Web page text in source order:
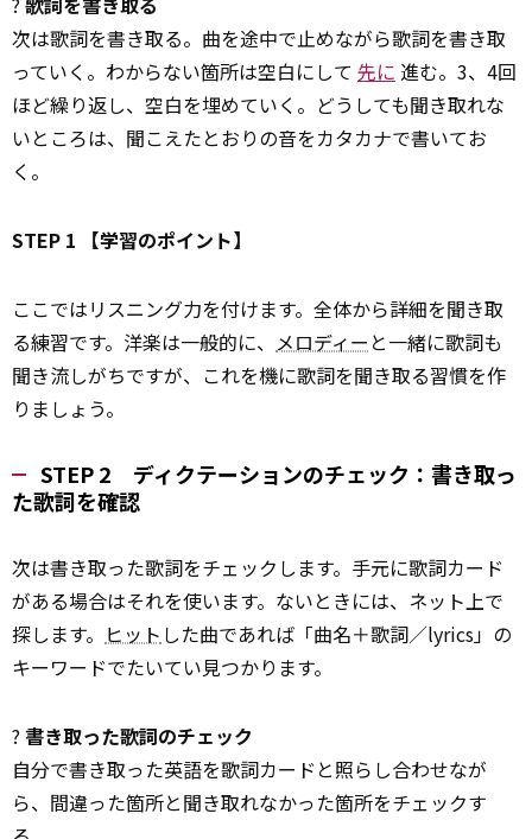
次は歌詞を書き取る。曲を途中で止めながら歌詞を書き取
っていく。わからない箇所は空白にして 先に 進む。3、4回
ほど繰り返し、空白を埋めていく。どうしても聞き取れな
いところは、聞こえたとおりの音をカタカナで書いてお
く。
STEP 1 【学習のポイント】
ここではリスニング力を付けます。全体から詳細を聞き取
る練習です。洋楽は一般的に、 メロディー と一緒に歌詞も
聞き流しがちですが、これを機に歌詞を聞き取る習慣を作
りましょう。
STEP 2 ディクテーションのチェック：書き取っ
た歌詞を確認
次は書き取った歌詞をチェックします。手元に歌詞カード
がある場合はそれを使います。ないときには、ネット上で
探します。 ヒット した曲であれば「曲名＋歌詞／lyrics」の
キーワードでたいてい見つかります。
?書き取った歌詞のチェック
自分で書き取った英語を歌詞カードと照らし合わせなが
ら、間違った箇所と聞き取れなかった箇所をチェックす